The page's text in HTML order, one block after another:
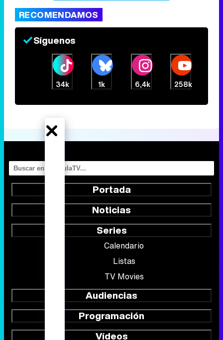
RECOMENDAMOS
Síguenos
34k 1k 6,4k 258k
Portada
Noticias
Series
Calendario
Listas
TV Movies
Audiencias
Programación
Vídeos